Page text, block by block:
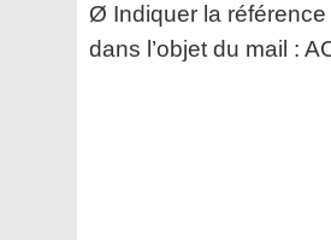
Ø Indiquer la référence
dans l’objet du mail :